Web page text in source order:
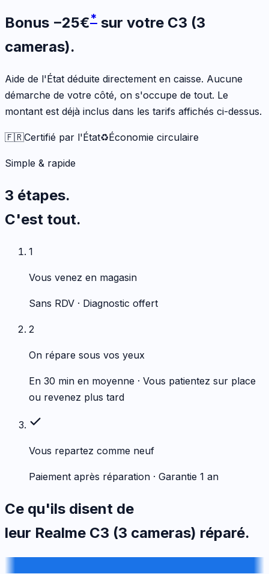
Bonus −25€* sur votre C3 (3
cameras).
Aide de l'État déduite directement en caisse. Aucune
démarche de votre côté, on s'occupe de tout. Le
montant est déjà inclus dans les tarifs affichés ci-dessus.
🇫🇷Certifié par l'État♻️Économie circulaire
Simple & rapide
3 étapes.
C'est tout.
1
Vous venez en magasin
Sans RDV · Diagnostic offert
2
On répare sous vos yeux
En 30 min en moyenne · Vous patientez sur place
ou revenez plus tard
Vous repartez comme neuf
Paiement après réparation · Garantie 1 an
Ce qu'ils disent de
leur Realme C3 (3 cameras) réparé.